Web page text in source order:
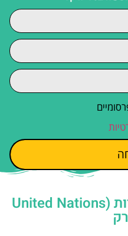
מתחם האומות המיוחדות (United Nations